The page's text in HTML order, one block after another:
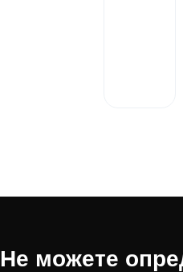
Не можете